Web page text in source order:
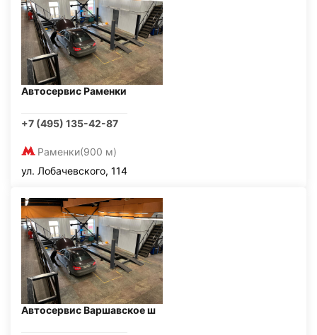
Автосервис Раменки
+7 (495) 135-42-87
Раменки(900 м)
ул. Лобачевского, 114
Автосервис Варшавское ш